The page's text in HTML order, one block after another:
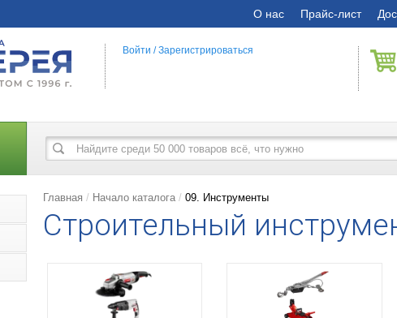
О нас Прайс-лист
Войти /Зарегистрироваться
Главная Начало каталога 09. Инструменты
Строительный